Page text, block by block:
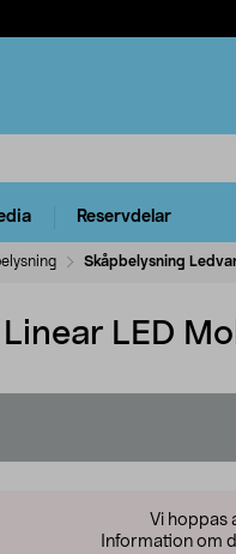
Reservdelar
Skåpbelysning
LED
Vi hoppas
Information om